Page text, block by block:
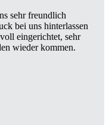
sehr freundlich
bei uns hinterlassen
eingerichtet, sehr
wieder kommen.